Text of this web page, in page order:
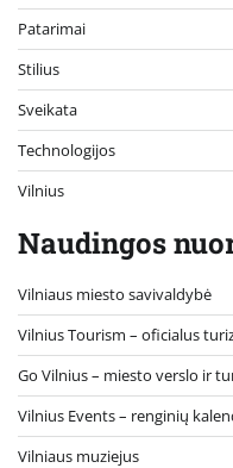
Patarimai
Stilius
Sveikata
Technologijos
Vilnius
Naudingos
Vilniaus miesto savivaldybė
Vilnius Tourism – oficialus
Go Vilnius – miesto verslo ir
Vilnius Events – renginių
Vilniaus muziejus